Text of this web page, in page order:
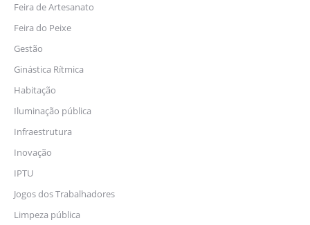
Feira de Artesanato
Feira do Peixe
Gestão
Ginástica Rítmica
Habitação
Iluminação pública
Infraestrutura
Inovação
IPTU
Jogos dos Trabalhadores
Limpeza pública